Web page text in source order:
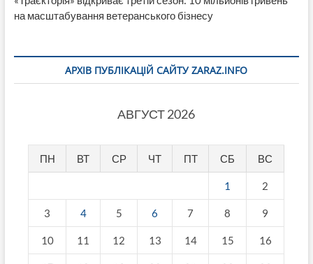
на масштабування ветеранського бізнесу
АРХІВ ПУБЛІКАЦІЙ САЙТУ ZARAZ.INFO
АВГУСТ 2026
ПН ВТ СР ЧТ ПТ СБ ВС
1 2
3 4 5 6 7 8 9
10 11 12 13 14 15 16